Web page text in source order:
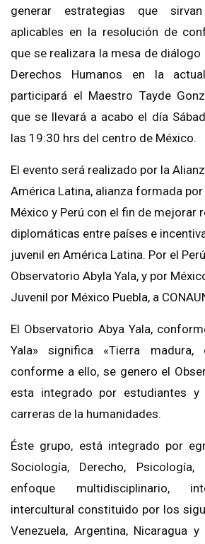
generar estrategias que
aplicables en la resolución de
que se realizara la mesa de
Derechos Humanos en la
participará el Maestro Tayde
que se llevará a acabo el día
las 19:30 hrs del centro de México.
El evento será realizado por la
América Latina, alianza formada
México y Perú con el fin de mejorar
diplomáticas entre países e
juvenil en América Latina. Por el
Observatorio Abyla Yala, y por
Juvenil por México Puebla, a
El Observatorio Abya Yala,
Yala» significa «Tierra madura,
conforme a ello, se genero el
esta integrado por estudiantes
carreras de la humanidades.
Éste grupo, está integrado por
Sociología, Derecho,
enfoque multidisciplinario,
intercultural constituido por los
Venezuela, Argentina, Nicaragua y